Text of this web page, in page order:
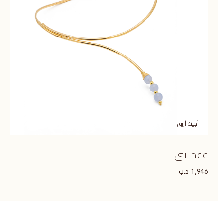
أجيت أزرق
عقد تثنى
1,946 د.ب